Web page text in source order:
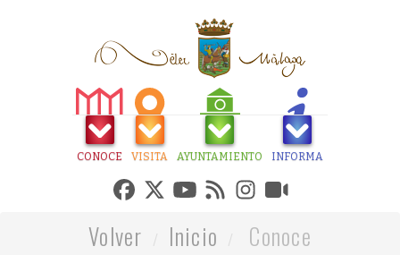
CONOCE VISITA AYUNTAMIENTO INFORMA
Volver Inicio
Conoce